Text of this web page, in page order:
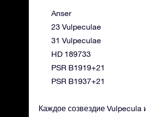
Anser
23 Vulpeculae
31 Vulpeculae
HD 189733
PSR B1919+21
PSR B1937+21
Каждое созвездие Vulpecula